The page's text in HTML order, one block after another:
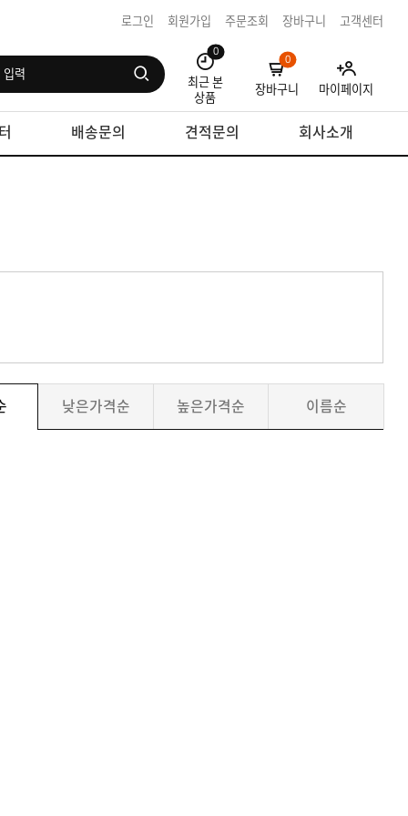
로그인 회원가입 주문조회 장바구니 고객센터
0
최근 본
상품
0
장바구니 마이페이지
배송문의 견적문의 회사소개
낮은가격순 높은가격순 이름순